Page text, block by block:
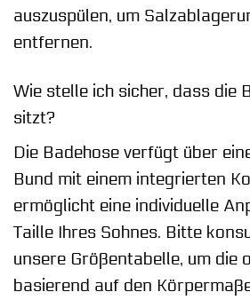
auszuspülen, um
entfernen.
Wie stelle ich sicher, dass die
sitzt?
Die Badehose verfügt über
Bund mit einem integrierten
ermöglicht eine individuelle
Taille Ihres Sohnes. Bitte
unsere Größentabelle, um die
basierend auf den